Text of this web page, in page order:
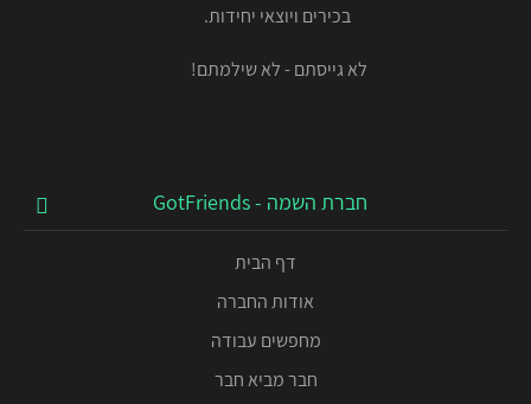
בכירים ויוצאי יחידות.
לא גייסתם - לא שילמתם!
חברת השמה - GotFriends
דף הבית
אודות החברה
מחפשים עבודה
חבר מביא חבר